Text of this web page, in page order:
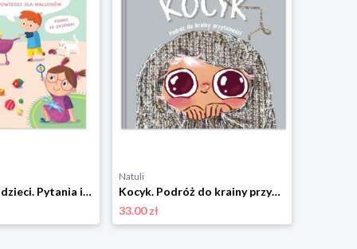
Skąd się biorą dzieci. Pytania i odpowiedzi dla maluchów Mamania
Natuli
Kocyk. Podróż do krainy przytulności Mamania
33.00 zł